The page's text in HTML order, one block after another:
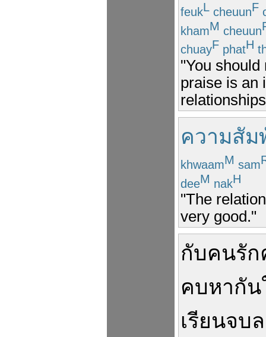
feukL cheuunF
khamM cheuun
chuayF phatH
"You
praise is an
ความสัม
khwaamM sam
deeM nakH
"The
very good."
กับคนรัก
คบหากัน
เรียนจบ